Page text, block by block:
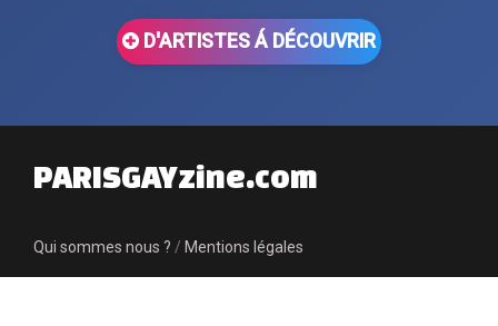
D'ARTISTES Á DÉCOUVRIR
PARISGAYzine.com
Qui sommes nous ? / Mentions légales